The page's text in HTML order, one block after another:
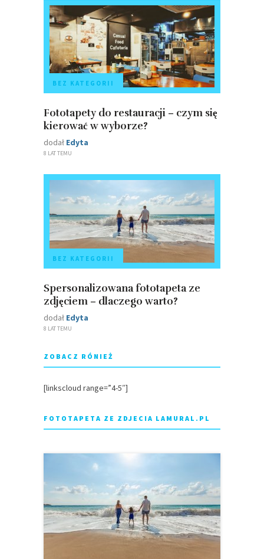
BEZ KATEGORII
Fototapety do restauracji – czym się
kierować w wyborze?
dodał Edyta
8 LAT TEMU
BEZ KATEGORII
Spersonalizowana fototapeta ze
zdjęciem – dlaczego warto?
dodał Edyta
8 LAT TEMU
ZOBACZ RÓNIEŻ
[linkscloud range=”4-5″]
FOTOTAPETA ZE ZDJECIA LAMURAL.PL